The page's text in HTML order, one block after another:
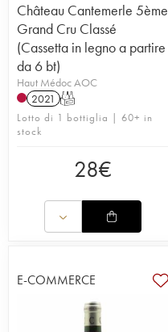
Château Cantemerle 5ème
Grand Cru Classé
(Cassetta in legno a partire
da 6 bt)
Haut Médoc AOC
2021 T
Lotto di 1 bottiglia | 60+ in
stock
28€
E-COMMERCE